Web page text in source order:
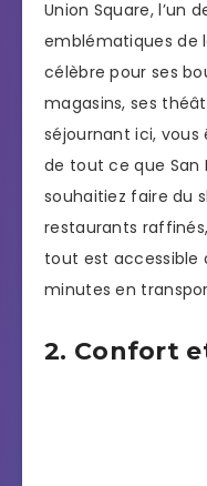
Union Square, l’un
emblématiques de
célèbre pour ses
magasins, ses
séjournant ici,
de tout ce que San
souhaitiez faire du
restaurants
tout est accessible
minutes en
2. Confort